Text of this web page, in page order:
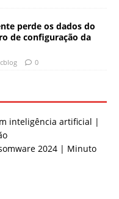
perde os dados do
de configuração da
0
inteligência artificial |
2024 | Minuto